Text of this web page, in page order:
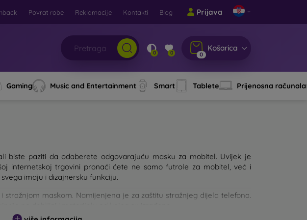
Povrat robe Reklamacije Kontakti Blog Prijava
0 0 0
Košarica
Gaming Music and Entertainment Smart Tablete Prijenosna računala
biste paziti da odaberete odgovarajuću masku za mobitel. Uvijek je
internetskoj trgovini pronaći ćete ne samo futrole za mobitel, već i
imaju i dizajnersku funkciju.
maskom. Namijenjena je za zaštitu stražnjeg dijela telefona.